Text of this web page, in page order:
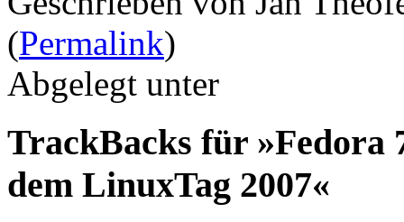
(Permalink)
Abgelegt unter
TrackBacks für
dem LinuxTag 2007«